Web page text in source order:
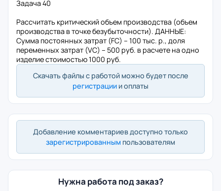
Задача 40
Рассчитать критический объем производства (объем
производства в точке безубыточности). ДАННЫЕ:
Сумма постоянных затрат (FC) – 100 тыс. р., доля
переменных затрат (VC) – 500 руб. в расчете на одно
изделие стоимостью 1000 руб.
Скачать файлы с работой можно будет после
регистрации и оплаты
Добавление комментариев доступно только
зарегистрированным пользователям
Нужна работа под заказ?